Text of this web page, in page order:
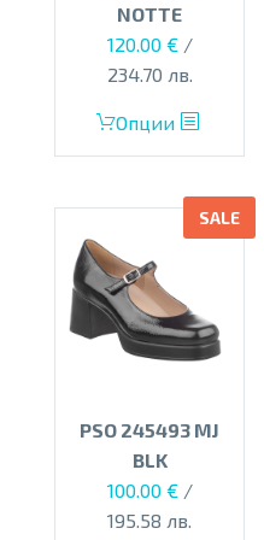
product
page
NOTTE
Original
price
145.00 €.
120.00 €Текущата
цена
120.00 €.
/
234.70 лв.
Опции
This
product
multiple
variants.
The
options
may
be
on
the
product
page
SALE
PSO 245493 MJ
BLK
Original
price
100.00 €Текущата
цена
/
195.58 лв.